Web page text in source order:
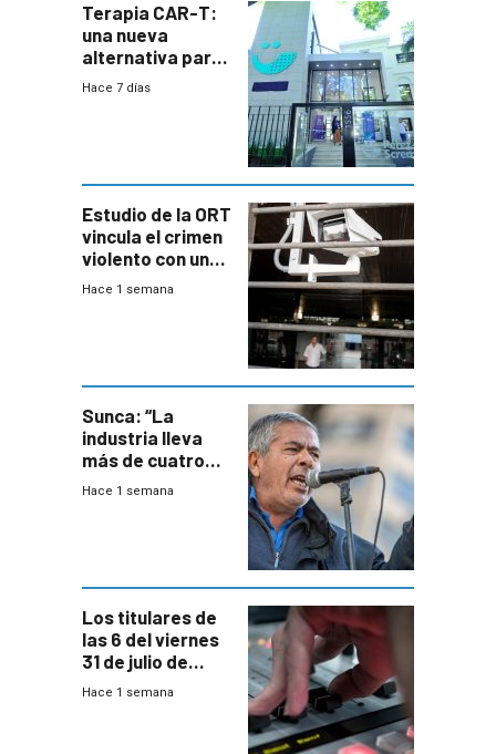
Terapia CAR-T:
una nueva
alternativa para
niños y
Hace 7 días
Estudio de la ORT
vincula el crimen
violento con una
menor creación
Hace 1 semana
Sunca: “La
industria lleva
más de cuatro
meses sin
Hace 1 semana
Los titulares de
las 6 del viernes
31 de julio de
2026
Hace 1 semana